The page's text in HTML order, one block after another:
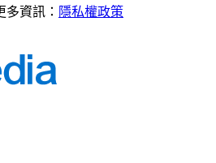
多資訊： 隱私權政策